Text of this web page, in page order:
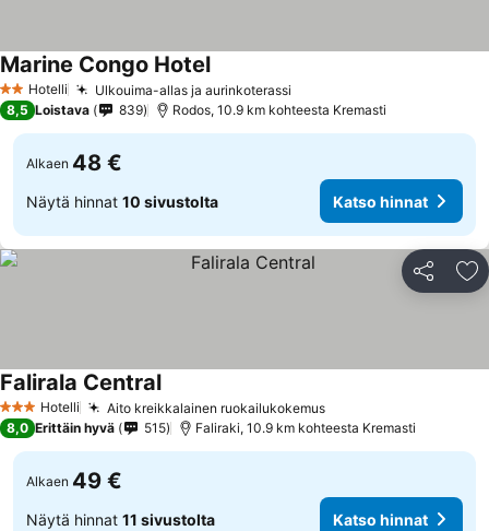
2 Tähtiluokitus
Hotelli Ulkouima-allas ja aurinkoterassi
Marine Congo HotelKatso hinnat
8,5 Loistava 839 Rodos, 10.9 km kohteesta Kremasti
Alkaen 48 €
Näytä hinnat 10 sivustolta Katso hinnat
Jaa
3 Tähtiluokitus
Hotelli Aito kreikkalainen ruokailukokemusKatso hinnat
Falirala CentralKatso hinnat
8,0 Erittäin hyvä 515 Faliraki, 10.9 km kohteesta Kremasti
Alkaen 49 €
Näytä hinnat 11 sivustolta Katso hinnat